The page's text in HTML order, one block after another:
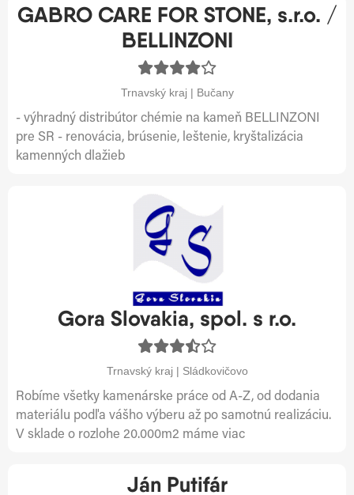
GABRO CARE FOR STONE, s.r.o. /
BELLINZONI
Trnavský kraj | Bučany
- výhradný distribútor chémie na kameň BELLINZONI
pre SR - renovácia, brúsenie, leštenie, kryštalizácia
kamenných dlažieb
Gora Slovakia, spol. s r.o.
Trnavský kraj | Sládkovičovo
Robíme všetky kamenárske práce od A-Z, od dodania
materiálu podľa vášho výberu až po samotnú realizáciu.
V sklade o rozlohe 20.000m2 máme viac
Ján Putifár